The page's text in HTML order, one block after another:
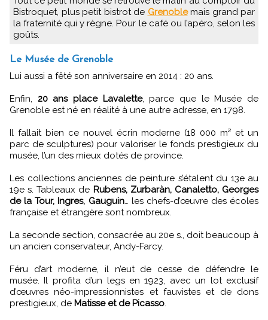
Bistroquet, plus petit bistrot de Grenoblemais grand par
la fraternité qui y règne. Pour le café ou l’apéro, selon les
goûts.
Le Musée de Grenoble
Lui aussi a fêté son anniversaire en 2014 : 20 ans.
Enfin, 20 ans place Lavalette, parce que le Musée de
Grenoble est né en réalité à une autre adresse, en 1798.
Il fallait bien ce nouvel écrin moderne (18 000 m² et un
parc de sculptures) pour valoriser le fonds prestigieux du
musée, l’un des mieux dotés de province.
Les collections anciennes de peinture s’étalent du 13e au
19e s. Tableaux de Rubens, Zurbaràn, Canaletto, Georges
de la Tour, Ingres, Gauguin… les chefs-d’œuvre des écoles
française et étrangère sont nombreux.
La seconde section, consacrée au 20e s., doit beaucoup à
un ancien conservateur, Andy-Farcy.
Féru d’art moderne, il n’eut de cesse de défendre le
musée. Il profita d’un legs en 1923, avec un lot exclusif
d’œuvres néo-impressionnistes et fauvistes et de dons
prestigieux, de Matisse et de Picasso.